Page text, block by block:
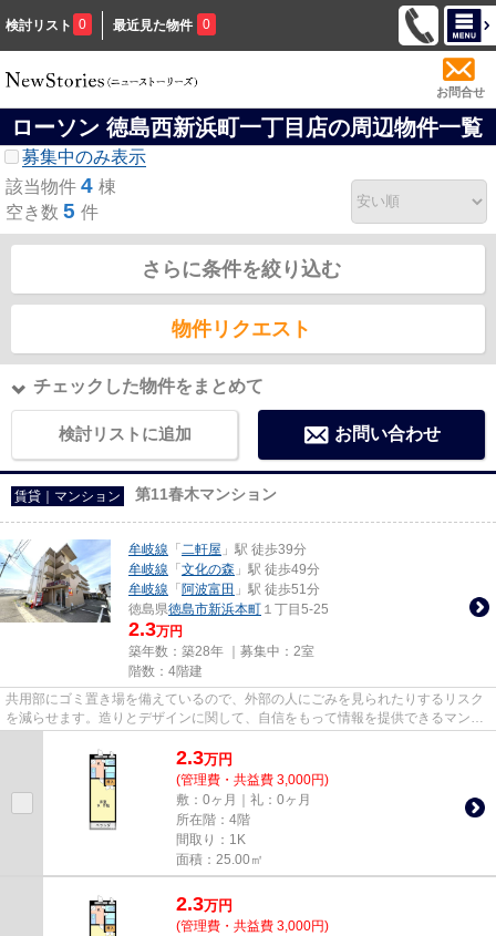
検討リスト 0 最近見た物件 0
お問合せ
ローソン 徳島西新浜町一丁目店の周辺物件一覧
募集中のみ表示
該当物件 4 棟
空き数 5 件
さらに条件を絞り込む
物件リクエスト
チェックした物件をまとめて
検討リストに追加 お問い合わせ
賃貸｜マンション 第11春木マンション
牟岐線 「 二軒屋 」駅 徒歩39分
牟岐線 「 文化の森 」駅 徒歩49分
牟岐線 「 阿波富田 」駅 徒歩51分
徳島県徳島市新浜本町 １丁目5-25
2.3万円
築年数：築28年 ｜募集中： 2室
階数：4階建
共用部にゴミ置き場を備えているので、外部の人にごみを見られたりするリスク
を減らせます。造りとデザインに関して、自信をもって情報を提供できるマンシ
2.3万円
(管理費・共益費 3,000円)
敷：0ヶ月｜礼：0ヶ月
所在階：4階
間取り：1K
面積：25.00㎡
2.3万円
(管理費・共益費 3,000円)